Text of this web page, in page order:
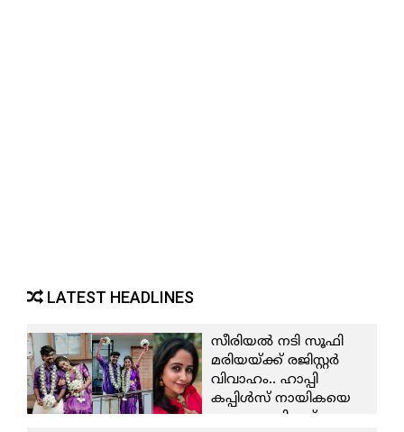
LATEST HEADLINES
സീരിയല്‍ നടി സൂഫി
മരിയയ്ക്ക് രജിസ്റ്റര്‍
വിവാഹം.. ഹാപ്പി
കപ്പിള്‍സ് നായികയെ
സ്വന്തമാക്കിയത്